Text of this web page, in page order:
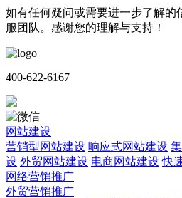
如有任何疑问或需要进一步了解的
服团队。感谢您的理解与支持！
400-622-6167
网站建设
营销型网站建设 响应式网站建设
设 外贸网站建设 电商网站建设 快
网络营销推广
外贸营销推广